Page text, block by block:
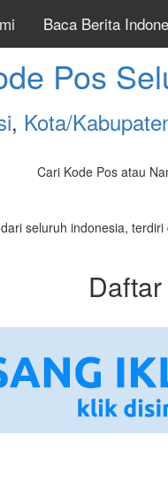
Baca Berita
Pos
, Kota/
Cari Kode Pos atau
seluruh indonesia,